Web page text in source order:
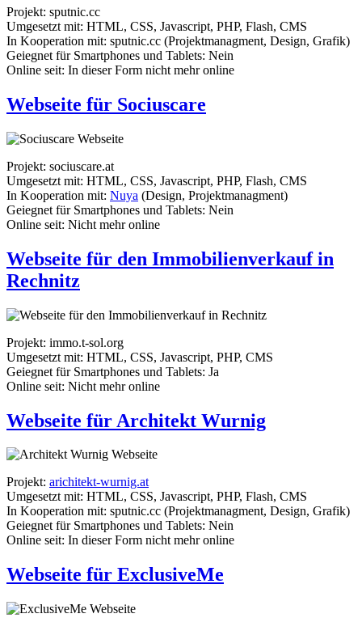
Projekt: sputnic.cc
Umgesetzt mit: HTML, CSS, Javascript, PHP, Flash, CMS
In Kooperation mit: sputnic.cc (Projektmanagment, Design, Grafik)
Geiegnet für Smartphones und Tablets: Nein
Online seit: In dieser Form nicht mehr online
Webseite für Sociuscare
Projekt: sociuscare.at
Umgesetzt mit: HTML, CSS, Javascript, PHP, Flash, CMS
In Kooperation mit: Nuya (Design, Projektmanagment)
Geiegnet für Smartphones und Tablets: Nein
Online seit: Nicht mehr online
Webseite für den Immobilienverkauf in
Rechnitz
Projekt: immo.t-sol.org
Umgesetzt mit: HTML, CSS, Javascript, PHP, CMS
Geiegnet für Smartphones und Tablets: Ja
Online seit: Nicht mehr online
Webseite für Architekt Wurnig
Projekt: arichitekt-wurnig.at
Umgesetzt mit: HTML, CSS, Javascript, PHP, Flash, CMS
In Kooperation mit: sputnic.cc (Projektmanagment, Design, Grafik)
Geiegnet für Smartphones und Tablets: Nein
Online seit: In dieser Form nicht mehr online
Webseite für ExclusiveMe